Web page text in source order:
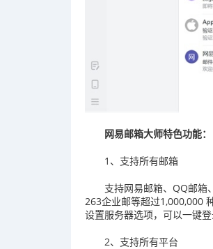
网易邮箱大师特色功能：
1、支持所有邮箱
支持网易邮箱、QQ邮箱
263企业邮等超过1,000,000
设置服务器选项，可以一键
2、支持所有平台